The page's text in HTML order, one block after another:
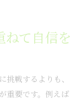
て自信を
挑戦するよりも、
重要です。例えば